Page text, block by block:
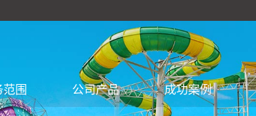
范围 公司产品 成功案例